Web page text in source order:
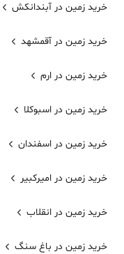
خرید زمین در آبندانکش
خرید زمین در آقمشهد
خرید زمین در ارم
خرید زمین در اسبوکلا
خرید زمین در اسفندان
خرید زمین در امیرکبیر
خرید زمین در انقلاب
خرید زمین در باغ سنگ